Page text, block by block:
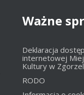
Ważne
Deklaracja
internetowej
Kultury w
RODO